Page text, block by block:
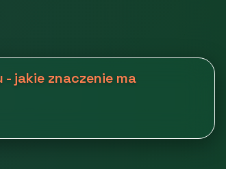
jakie znaczenie ma